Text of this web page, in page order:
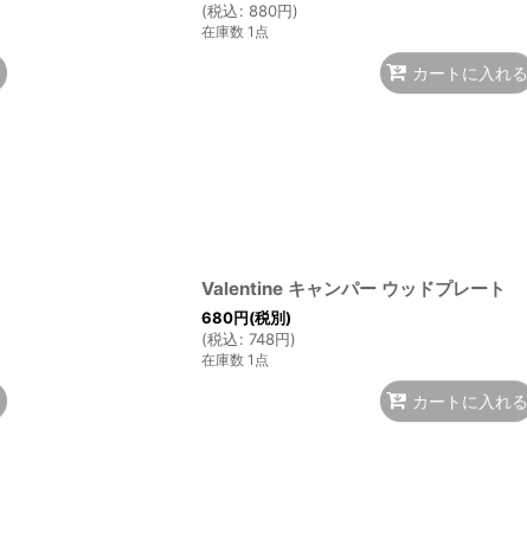
(税込: 880円)
在庫数 1点
カートに入れる
Valentine キャンパー ウッドプレート
680円(税別)
(税込: 748円)
在庫数 1点
カートに入れる